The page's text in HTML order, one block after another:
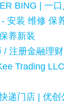
BING | 一
安装 维修 保
养新装
/ 注册金融理
Trading
递门店 | 优创